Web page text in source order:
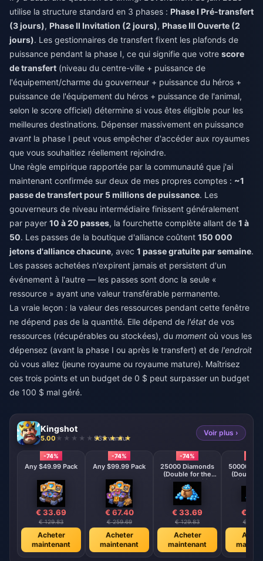
utilise la structure standard en 3 phases : Phase I Pré-transfert
(3 jours), Phase II Invitation (2 jours), Phase III Ouverte (2
jours). Les gestionnaires de transfert fixent les plafonds de
puissance pendant la phase I, ce qui signifie que votre score
de transfert (niveau du centre-ville + puissance de
l'équipement/charme du gouverneur + puissance du héros +
puissance de l'équipement du héros + puissance de l'animal,
selon le score officiel) détermine si vous êtes éligible pour les
meilleures destinations. Dépenser massivement en puissance
avant la phase I peut vous empêcher d'accéder aux royaumes
que vous souhaitiez réellement rejoindre.
Une règle empirique rapportée par la communauté que j'ai
maintenant confirmée sur deux de mes propres comptes : ~1
passe de transfert pour 5 millions de puissance. Les
gouverneurs de niveau intermédiaire finissent généralement
par payer 10 à 20 passes, la fourchette complète allant de 1 à
50. Les passes de la boutique d'alliance coûtent 150 000
jetons d'alliance chacune, avec 1 passe gratuite par semaine.
Les passes achetées n'expirent jamais et persistent d'un
événement à l'autre — les passes sont donc la seule «
ressource » ayant une valeur transférable permanente.
La vraie leçon : la valeur des ressources pendant cette fenêtre
ne dépend pas de la quantité. Elle dépend de l'état de vos
ressources (récupérables ou stockées), du moment où vous les
dépensez (avant la phase I ou après le transfert) et de l'endroit
où vous allez (jeune royaume ou royaume mature). Maîtrisez
ces trois points et un budget de 0 $ peut surpasser un budget
de 100 $ mal géré.
Kingshot
5.00 935 vendu
Voir plus ›
-74%
Any $49.99 Pack
€ 33.69
€ 129.83
Acheter
maintenant
-74%
Any $99.99 Pack
€ 67.40
€ 259.69
Acheter
maintenant
-74%
25000 Diamonds
(Double for the
First Deposit)
€ 33.69
€ 129.83
Acheter
maintenant
50000
(Double
First
€
€